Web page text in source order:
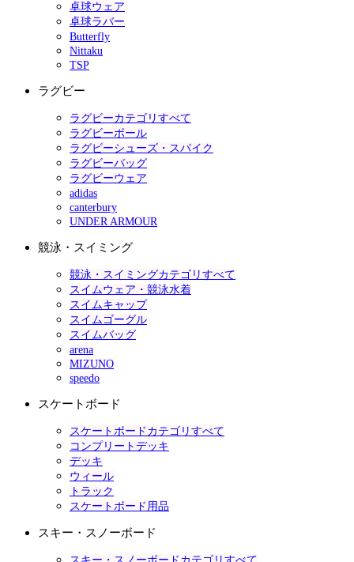
卓球ウェア
卓球ラバー
Butterfly
Nittaku
TSP
ラグビー
ラグビーカテゴリすべて
ラグビーボール
ラグビーシューズ・スパイク
ラグビーバッグ
ラグビーウェア
adidas
canterbury
UNDER ARMOUR
競泳・スイミング
競泳・スイミングカテゴリすべて
スイムウェア・競泳水着
スイムキャップ
スイムゴーグル
スイムバッグ
arena
MIZUNO
speedo
スケートボード
スケートボードカテゴリすべて
コンプリートデッキ
デッキ
ウィール
トラック
スケートボード用品
スキー・スノーボード